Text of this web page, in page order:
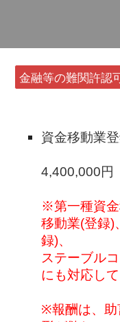
資金移動業
4,400,000円
※第一種資金
移動業(登録)
録)、
ステーブル
にも対応して
※報酬は、助